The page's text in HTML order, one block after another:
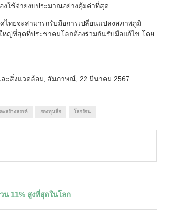
ใช้จ่ายงบประมาณอย่างคุ้มค่าที่สุด
ไทยจะสามารถรับมือการเปลี่ยนแปลงสภาพภูมิ
หญ่ที่สุดที่ประชาคมโลกต้องร่วมกันรับมือแก้ไข โดย
ะสิ่งแวดล้อม, สัมภาษณ์, 22 มีนาคม 2567
สร้างสรรค์ กองทุนสื่อ โลกร้อน
น 11% สูงที่สุดในโลก